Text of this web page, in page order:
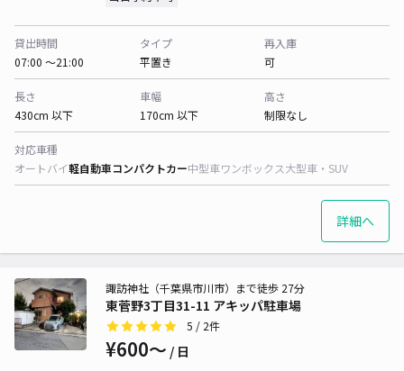
貸出時間
07:00 〜21:00
タイプ
平置き
再入庫
可
長さ
430cm 以下
車幅
170cm 以下
高さ
制限なし
対応車種
オートバイ軽自動車コンパクトカー中型車ワンボックス大型車・SUV
詳細へ
東菅野3丁目31-11 アキッパ駐車場
諏訪神社（千葉県市川市）まで徒歩 27分
5 / 2件
¥600〜 / 日